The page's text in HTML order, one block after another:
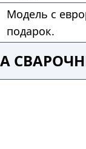
Модель с
подарок.